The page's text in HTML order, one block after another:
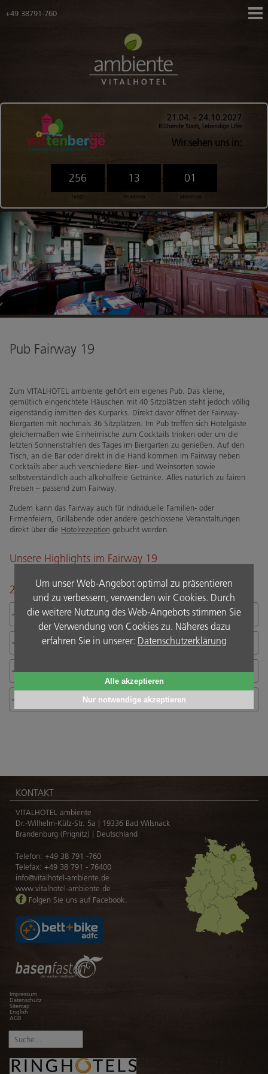
+49 38791-760
Navigation
überspringen
Karriere
Ihr Weg zu uns
Downloadbereich
Ringhotels
Angebote
Gesamtübersicht
Wohlfühlprogramm im August
Wohlfühlprogramm im September
Öffnungszeiten
Getränkekarte
Kulinarischer Kalender
Pub Fairway19
basenfasten
basenfasten & Yoga
Unser basenfasten Team
Kosmetik mit der Hautpflegemarke Dermalogica
Wohlfühlbehandlungen
Dermalogica
Dermalogica für zuhause
Lomi Lomi Nui mit Schirin Schahbaz
Yoga
Yoga - Sommerpause
Mit Waldbaden zur inneren Balance, 25.08.26
Unsere Yoga-Lehrerin Carolina
Unsere Yoga-Lehrerin Diana
Unsere Yoga-Lehrerin Sabrina
Unsere Yoga-Lehrerin Mandy
Die Prignitz
Radlerparadies Prignitz
Kristall Kur- und Gradiertherme
Kulturerlebnisse
Zeitschätze der Prignitz
Digitaler Reiseführer
21.04. - 24.10.2027
Blühende Stadt, Lebendige Ufer
Wir sehen uns in:
256
TAG(E)
: 13
STUNDE(N)
: 01
MINUTE(N)
VITALHOTEL ambiente Restaurant Pub Fairway19
Pub Fairway 19
Zum VITALHOTEL ambiente gehört ein eigenes Pub. Das kleine,
gemütlich eingerichtete Häuschen mit 40 Sitzplätzen steht jedoch völlig
eigenständig inmitten des Kurparks. Direkt davor öffnet der Fairway-
Biergarten mit nochmals 36 Sitzplätzen. Im Pub treffen sich Hotelgäste
gleichermaßen wie Einheimische zum Cocktails trinken oder um die
letzten Sonnenstrahlen des Tages im Biergarten zu genießen. Auf den
Tisch, an die Bar oder direkt in die Hand kommen im Fairway neben
Cocktails aber auch verschiedene Bier- und Weinsorten sowie
selbstverständlich auch alkoholfreie Getränke. Alles natürlich zu fairen
Preisen – passend zum Fairway.
Zudem kann das Fairway auch für individuelle Familien- oder
Firmenfeiern, Grillabende oder andere geschlossene Veranstaltungen
direkt über die Hotelrezeption gebucht werden.
Unsere Highlights im Fairway 19
2026
August & September
Oktober
November
KONTAKT
VITALHOTEL ambiente
Dr.-Wilhelm-Külz-Str. 5a | 19336 Bad Wilsnack
Brandenburg (Prignitz) | Deutschland
Telefon: +49 38 791 -760
Telefax: +49 38 791 - 76400
info@vitalhotel-ambiente.de
www.vitalhotel-ambiente.de
Folgen Sie uns auf Facebook.
Navigation
überspringen
Impressum
Datenschutz
Sitemap
English
AGB
Suchbegriffe
Um unser Web-Angebot optimal zu präsentieren
und zu verbessern, verwenden wir Cookies. Durch
die weitere Nutzung des Web-Angebots stimmen Sie
der Verwendung von Cookies zu. Näheres dazu
erfahren Sie in unserer: Datenschutzerklärung
Alle akzeptieren
Nur notwendige akzeptieren